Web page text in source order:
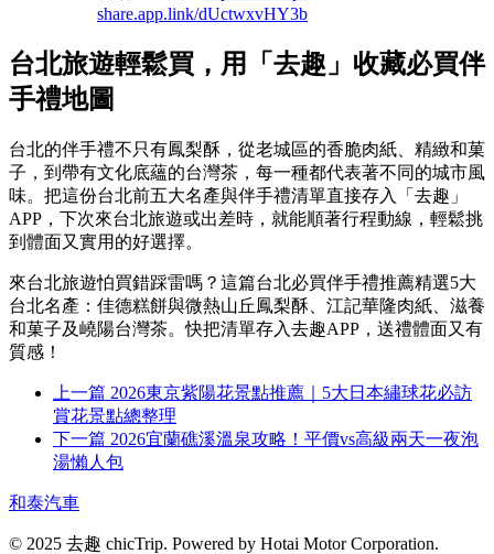
share.app.link/dUctwxvHY3b
台北旅遊輕鬆買，用「去趣」收藏必買伴
手禮地圖
台北的伴手禮不只有鳳梨酥，從老城區的香脆肉紙、精緻和菓
子，到帶有文化底蘊的台灣茶，每一種都代表著不同的城市風
味。把這份台北前五大名產與伴手禮清單直接存入「去趣」
APP，下次來台北旅遊或出差時，就能順著行程動線，輕鬆挑
到體面又實用的好選擇。
來台北旅遊怕買錯踩雷嗎？這篇台北必買伴手禮推薦精選5大
台北名產：佳德糕餅與微熱山丘鳳梨酥、江記華隆肉紙、滋養
和菓子及嶢陽台灣茶。快把清單存入去趣APP，送禮體面又有
質感！
上一篇 2026東京紫陽花景點推薦｜5大日本繡球花必訪
賞花景點總整理
下一篇 2026宜蘭礁溪溫泉攻略！平價vs高級兩天一夜泡
湯懶人包
和泰汽車
© 2025 去趣 chicTrip. Powered by Hotai Motor Corporation.